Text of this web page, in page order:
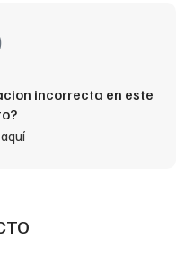
incorrecta en este